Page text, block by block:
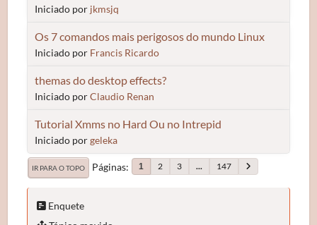
Iniciado por jkmsjq
Os 7 comandos mais perigosos do mundo Linux
Iniciado por Francis Ricardo
themas do desktop effects?
Iniciado porClaudio Renan
Tutorial Xmms no Hard Ou no Intrepid
Iniciado porgeleka
IR PARA O TOPO Páginas 1 2 3 ... 147
Enquete